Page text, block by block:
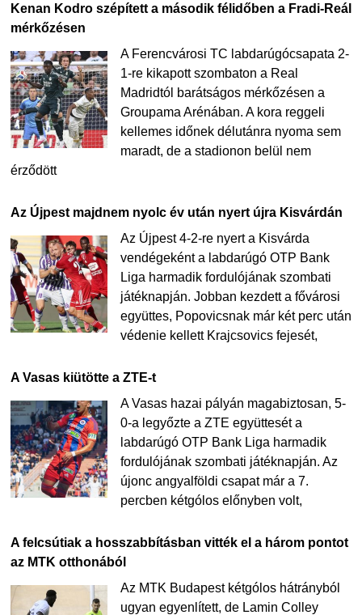
Kenan Kodro szépített a második félidőben a Fradi-Reál
mérkőzésen
A Ferencvárosi TC labdarúgócsapata 2-
1-re kikapott szombaton a Real
Madridtól barátságos mérkőzésen a
Groupama Arénában. A kora reggeli
kellemes időnek délutánra nyoma sem
maradt, de a stadionon belül nem
érződött
Az Újpest majdnem nyolc év után nyert újra Kisvárdán
Az Újpest 4-2-re nyert a Kisvárda
vendégeként a labdarúgó OTP Bank
Liga harmadik fordulójának szombati
játéknapján. Jobban kezdett a fővárosi
együttes, Popovicsnak már két perc után
védenie kellett Krajcsovics fejesét,
A Vasas kiütötte a ZTE-t
A Vasas hazai pályán magabiztosan, 5-
0-a legyőzte a ZTE együttesét a
labdarúgó OTP Bank Liga harmadik
fordulójának szombati játéknapján. Az
újonc angyalföldi csapat már a 7.
percben kétgólos előnyben volt,
A felcsútiak a hosszabbításban vitték el a három pontot
az MTK otthonából
Az MTK Budapest kétgólos hátrányból
ugyan egyenlített, de Lamin Colley